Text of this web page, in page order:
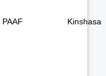
PAAF Kinshasa